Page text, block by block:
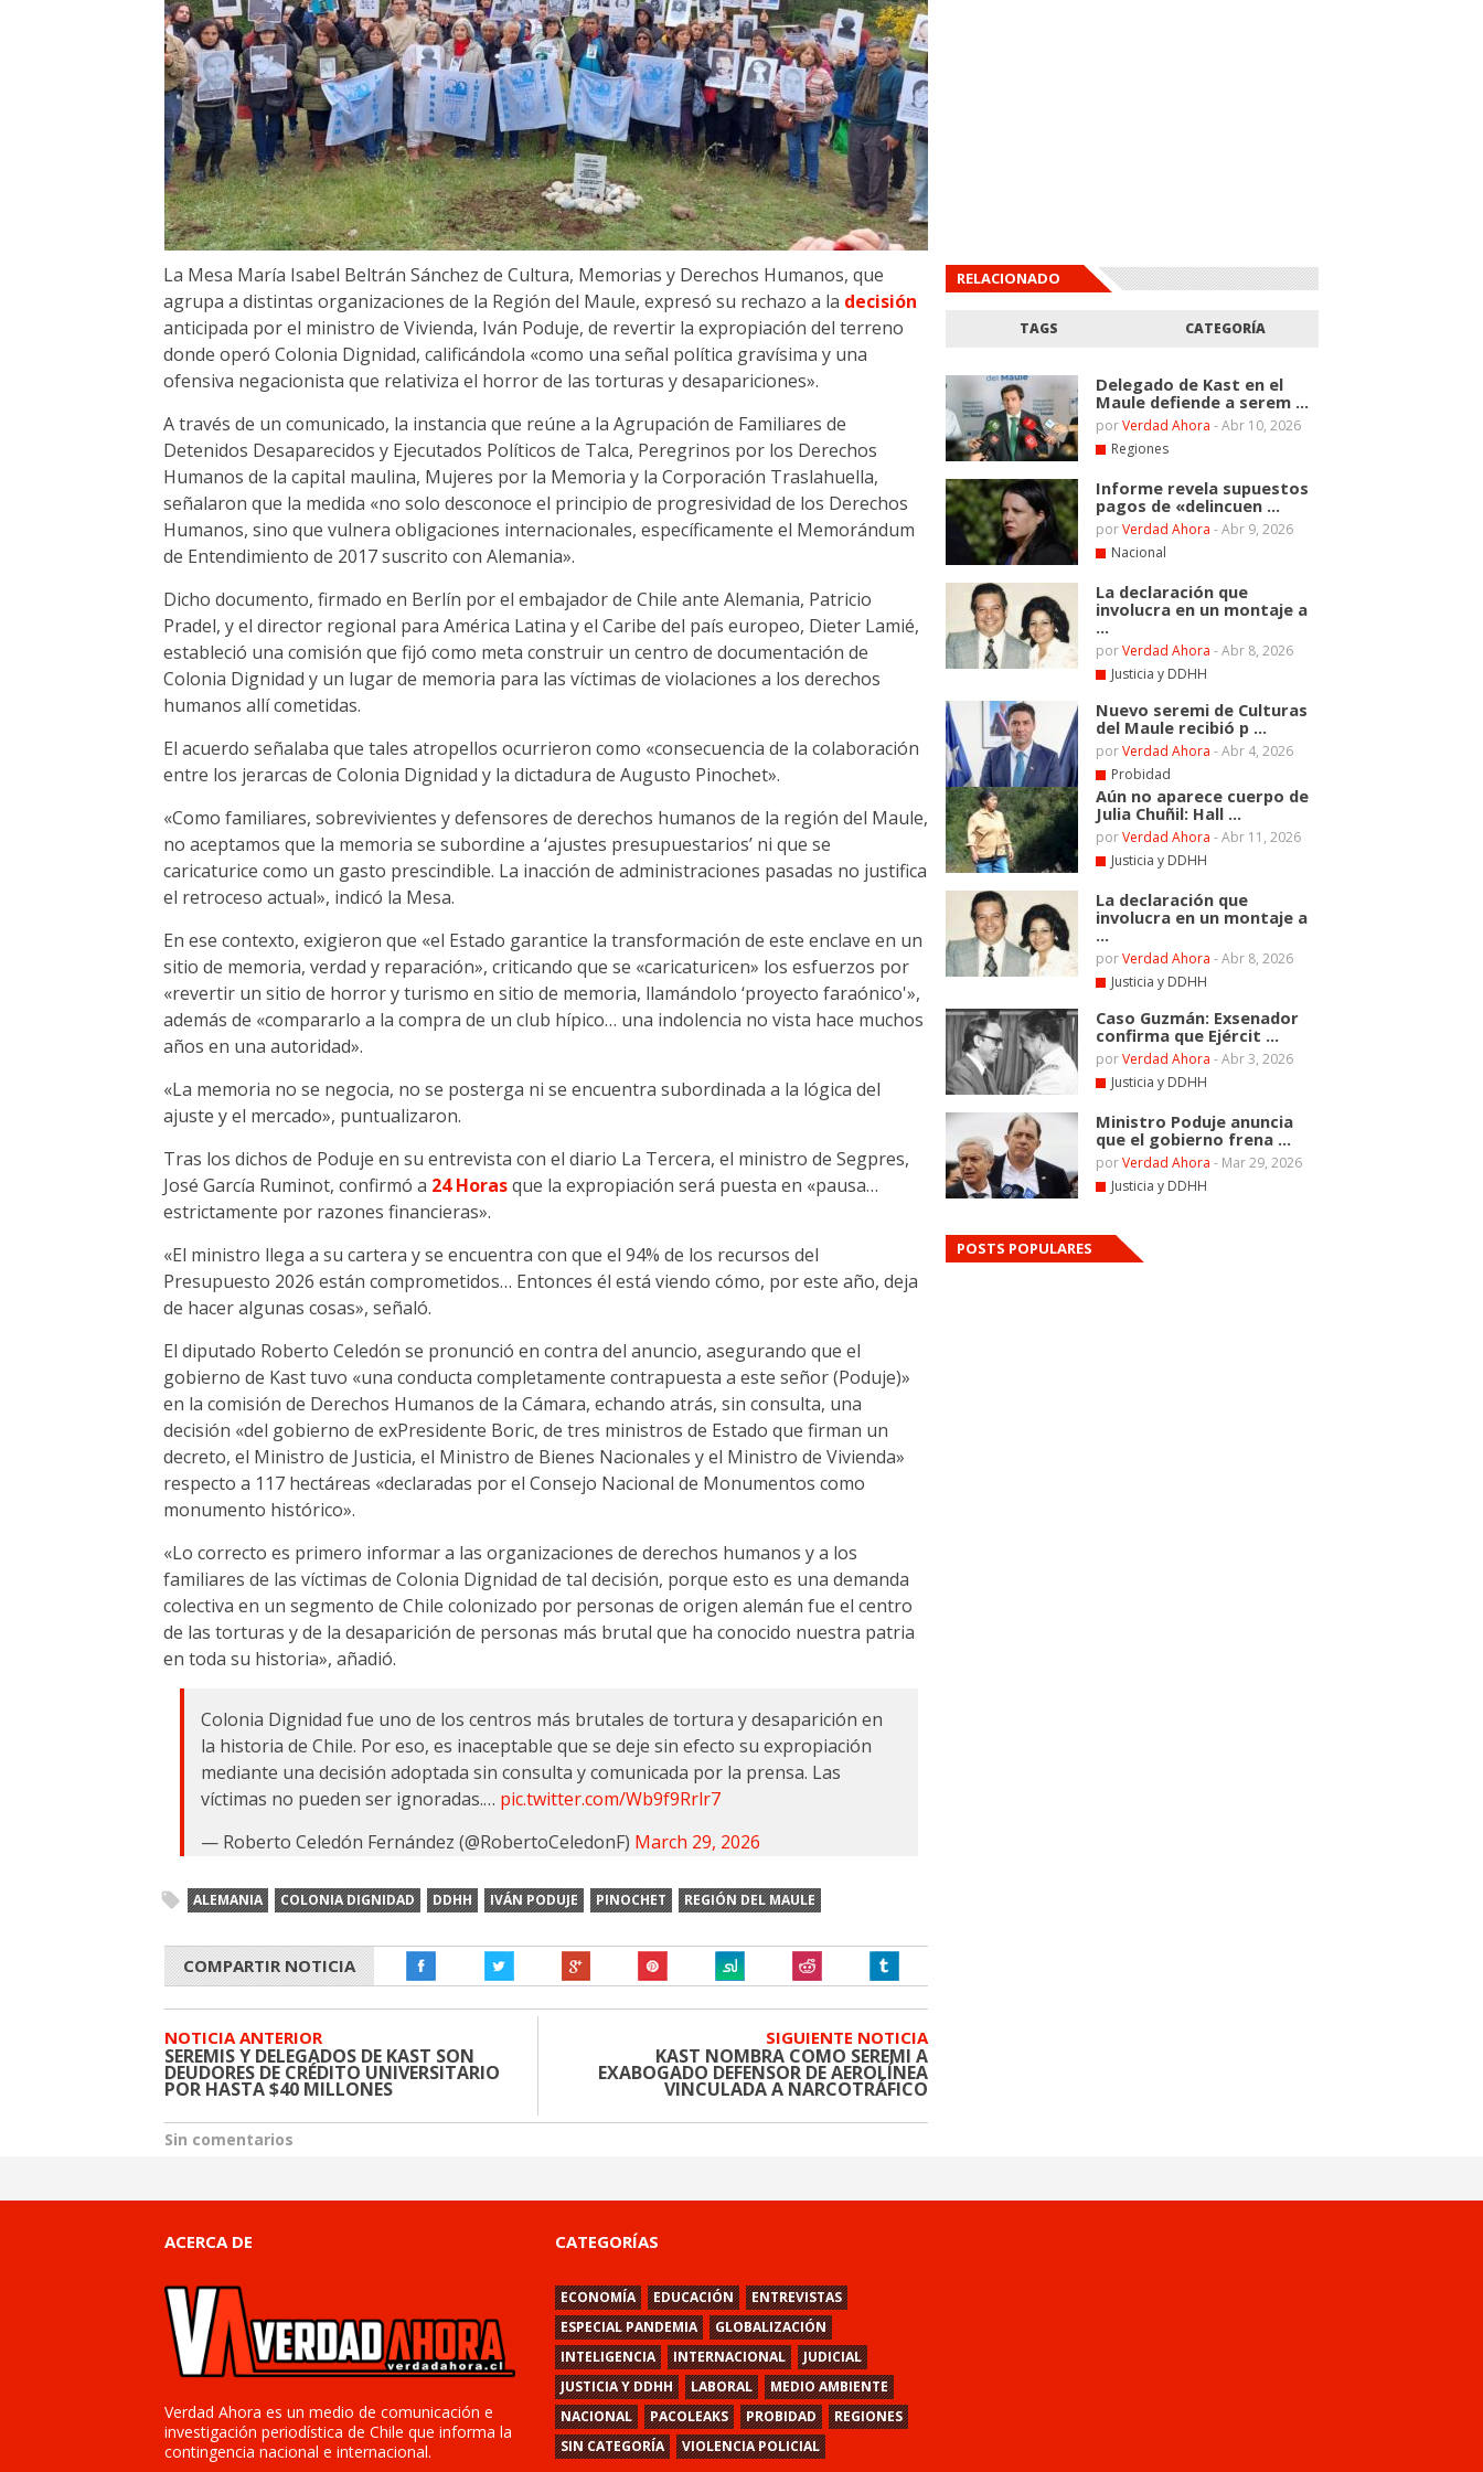
La Mesa María Isabel Beltrán Sánchez de Cultura, Memorias y Derechos Humanos, que
agrupa a distintas organizaciones de la Región del Maule, expresó su rechazo a la decisión
anticipada por el ministro de Vivienda, Iván Poduje, de revertir la expropiación del terreno
donde operó Colonia Dignidad, calificándola «como una señal política gravísima y una
ofensiva negacionista que relativiza el horror de las torturas y desapariciones».
A través de un comunicado, la instancia que reúne a la Agrupación de Familiares de
Detenidos Desaparecidos y Ejecutados Políticos de Talca, Peregrinos por los Derechos
Humanos de la capital maulina, Mujeres por la Memoria y la Corporación Traslahuella,
señalaron que la medida «no solo desconoce el principio de progresividad de los Derechos
Humanos, sino que vulnera obligaciones internacionales, específicamente el Memorándum
de Entendimiento de 2017 suscrito con Alemania».
Dicho documento, firmado en Berlín por el embajador de Chile ante Alemania, Patricio
Pradel, y el director regional para América Latina y el Caribe del país europeo, Dieter Lamié,
estableció una comisión que fijó como meta construir un centro de documentación de
Colonia Dignidad y un lugar de memoria para las víctimas de violaciones a los derechos
humanos allí cometidas.
El acuerdo señalaba que tales atropellos ocurrieron como «consecuencia de la colaboración
entre los jerarcas de Colonia Dignidad y la dictadura de Augusto Pinochet».
«Como familiares, sobrevivientes y defensores de derechos humanos de la región del Maule,
no aceptamos que la memoria se subordine a ‘ajustes presupuestarios’ ni que se
caricaturice como un gasto prescindible. La inacción de administraciones pasadas no justifica
el retroceso actual», indicó la Mesa.
En ese contexto, exigieron que «el Estado garantice la transformación de este enclave en un
sitio de memoria, verdad y reparación», criticando que se «caricaturicen» los esfuerzos por
«revertir un sitio de horror y turismo en sitio de memoria, llamándolo ‘proyecto faraónico'»,
además de «compararlo a la compra de un club hípico… una indolencia no vista hace muchos
años en una autoridad».
«La memoria no se negocia, no se posterga ni se encuentra subordinada a la lógica del
ajuste y el mercado», puntualizaron.
Tras los dichos de Poduje en su entrevista con el diario La Tercera, el ministro de Segpres,
José García Ruminot, confirmó a 24 Horasque la expropiación será puesta en «pausa…
estrictamente por razones financieras».
«El ministro llega a su cartera y se encuentra con que el 94% de los recursos del
Presupuesto 2026 están comprometidos… Entonces él está viendo cómo, por este año, deja
de hacer algunas cosas», señaló.
El diputado Roberto Celedón se pronunció en contra del anuncio, asegurando que el
gobierno de Kast tuvo «una conducta completamente contrapuesta a este señor (Poduje)»
en la comisión de Derechos Humanos de la Cámara, echando atrás, sin consulta, una
decisión «del gobierno de exPresidente Boric, de tres ministros de Estado que firman un
decreto, el Ministro de Justicia, el Ministro de Bienes Nacionales y el Ministro de Vivienda»
respecto a 117 hectáreas «declaradas por el Consejo Nacional de Monumentos como
monumento histórico».
«Lo correcto es primero informar a las organizaciones de derechos humanos y a los
familiares de las víctimas de Colonia Dignidad de tal decisión, porque esto es una demanda
colectiva en un segmento de Chile colonizado por personas de origen alemán fue el centro
de las torturas y de la desaparición de personas más brutal que ha conocido nuestra patria
en toda su historia», añadió.
Colonia Dignidad fue uno de los centros más brutales de tortura y desaparición en
la historia de Chile. Por eso, es inaceptable que se deje sin efecto su expropiación
mediante una decisión adoptada sin consulta y comunicada por la prensa. Las
víctimas no pueden ser ignoradas.… pic.twitter.com/Wb9f9Rrlr7
— Roberto Celedón Fernández (@RobertoCeledonF) March 29, 2026
ALEMANIA COLONIA DIGNIDAD DDHH IVÁN PODUJE PINOCHET REGIÓN DEL MAULE
COMPARTIR NOTICIA
NOTICIA ANTERIOR
SEREMIS Y DELEGADOS DE KAST SON
DEUDORES DE CRÉDITO UNIVERSITARIO
POR HASTA $40 MILLONES
SIGUIENTE NOTICIA
KAST NOMBRA COMO SEREMI A
EXABOGADO DEFENSOR DE AEROLÍNEA
VINCULADA A NARCOTRÁFICO
Sin comentarios
RELACIONADO
TAGS CATEGORÍA
Delegado de Kast en el
Maule defiende a serem ...
porVerdad Ahora -Abr 10, 2026
Regiones
Informe revela supuestos
pagos de «delincuen ...
porVerdad Ahora -Abr 9, 2026
Nacional
La declaración que
involucra en un montaje a
...
porVerdad Ahora -Abr 8, 2026
Justicia y DDHH
Nuevo seremi de Culturas
del Maule recibió p ...
porVerdad Ahora -Abr 4, 2026
Probidad
Aún no aparece cuerpo de
Julia Chuñil: Hall ...
porVerdad Ahora -Abr 11, 2026
Justicia y DDHH
La declaración que
involucra en un montaje a
...
porVerdad Ahora -Abr 8, 2026
Justicia y DDHH
Caso Guzmán: Exsenador
confirma que Ejércit ...
porVerdad Ahora -Abr 3, 2026
Justicia y DDHH
Ministro Poduje anuncia
que el gobierno frena ...
porVerdad Ahora - Mar 29, 2026
Justicia y DDHH
POSTS POPULARES
ACERCA DE
Verdad Ahora es un medio de comunicación e
investigación periodística de Chile que informa la
contingencia nacional e internacional.
CATEGORÍAS
ECONOMÍA EDUCACIÓN
ENTREVISTAS
ESPECIAL PANDEMIA
GLOBALIZACIÓN
INTELIGENCIA
INTERNACIONAL
JUDICIAL
JUSTICIA Y DDHH
LABORAL
MEDIO AMBIENTE
NACIONAL
PACOLEAKS PROBIDAD
REGIONES
SIN CATEGORÍA
VIOLENCIA POLICIAL